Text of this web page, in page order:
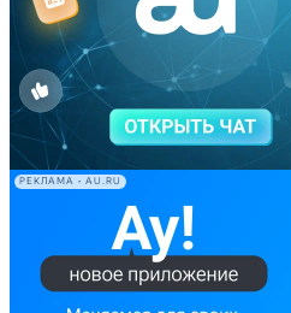
РЕКЛАМА • AU.RU